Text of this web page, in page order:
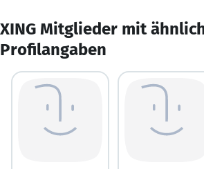
XING Mitglieder mit
Profilangaben